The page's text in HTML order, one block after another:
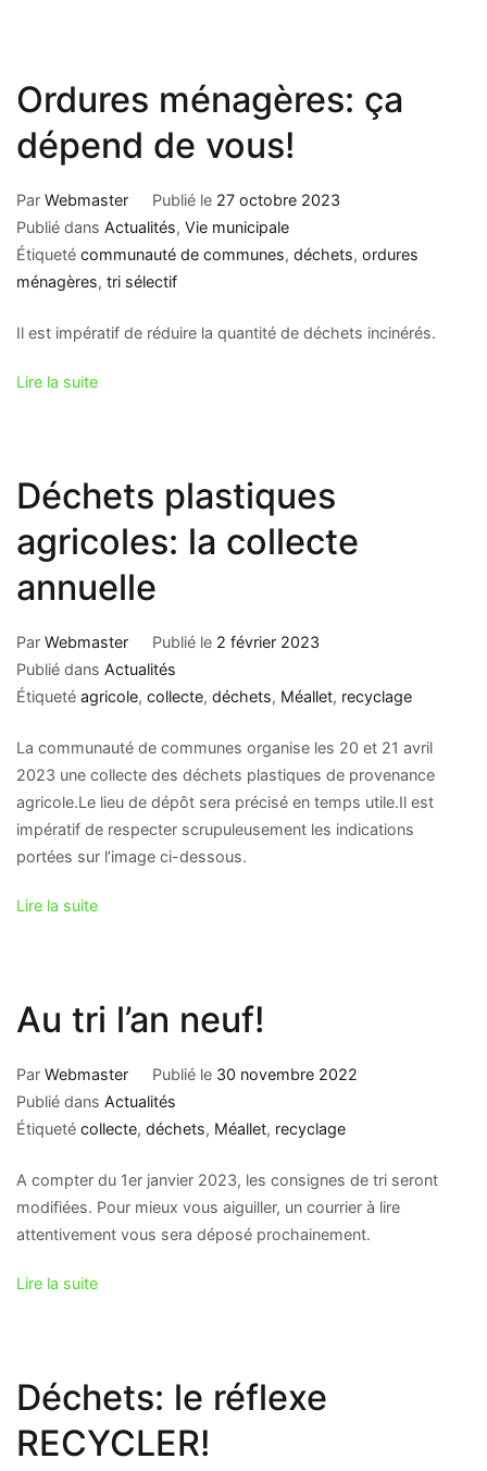
Ordures ménagères: ça
dépend de vous!
Par Webmaster Publié le 27 octobre 2023
Publié dans Actualités, Vie municipale
Étiqueté communauté de communes, déchets, ordures
ménagères, tri sélectif
Il est impératif de réduire la quantité de déchets incinérés.
Lire la suite
Déchets plastiques
agricoles: la collecte
annuelle
Par Webmaster Publié le 2 février 2023
Publié dans Actualités
Étiqueté agricole, collecte, déchets, Méallet, recyclage
La communauté de communes organise les 20 et 21 avril
2023 une collecte des déchets plastiques de provenance
agricole.Le lieu de dépôt sera précisé en temps utile.Il est
impératif de respecter scrupuleusement les indications
portées sur l’image ci-dessous.
Lire la suite
Au tri l’an neuf!
Par Webmaster Publié le 30 novembre 2022
Publié dans Actualités
Étiqueté collecte, déchets, Méallet, recyclage
A compter du 1er janvier 2023, les consignes de tri seront
modifiées. Pour mieux vous aiguiller, un courrier à lire
attentivement vous sera déposé prochainement.
Lire la suite
Déchets: le réflexe
RECYCLER!